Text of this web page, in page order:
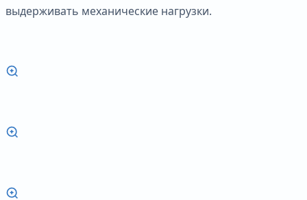
выдерживать механические нагрузки.